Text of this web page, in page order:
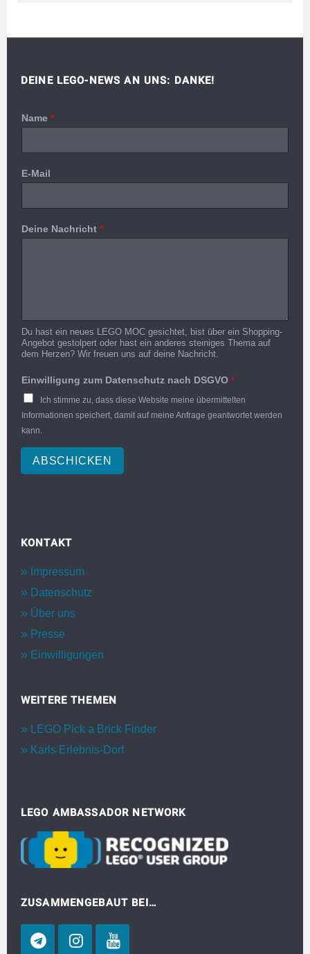
DEINE LEGO-NEWS AN UNS: DANKE!
Name *
E-Mail
Deine Nachricht *
Du hast ein neues LEGO MOC gesichtet, bist über ein Shopping-
Angebot gestolpert oder hast ein anderes steiniges Thema auf
dem Herzen? Wir freuen uns auf deine Nachricht.
Einwilligung zum Datenschutz nach DSGVO *
Ich stimme zu, dass diese Website meine übermittelten
Informationen speichert, damit auf meine Anfrage geantwortet werden
kann.
ABSCHICKEN
KONTAKT
Impressum
Datenschutz
Über uns
Presse
Einwilligungen
WEITERE THEMEN
LEGO Pick a Brick Finder
Karls Erlebnis-Dorf
LEGO AMBASSADOR NETWORK
ZUSAMMENGEBAUT BEI…